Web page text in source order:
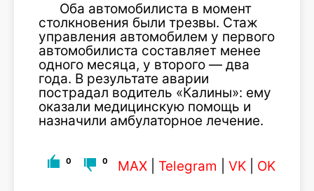
Оба автомобилиста в момент
столкновения были трезвы. Стаж
управления автомобилем у первого
автомобилиста составляет менее
одного месяца, у второго — два
года. В результате аварии
пострадал водитель «Калины»: ему
оказали медицинскую помощь и
назначили амбулаторное лечение.
0 0 MAX Telegram VK OK